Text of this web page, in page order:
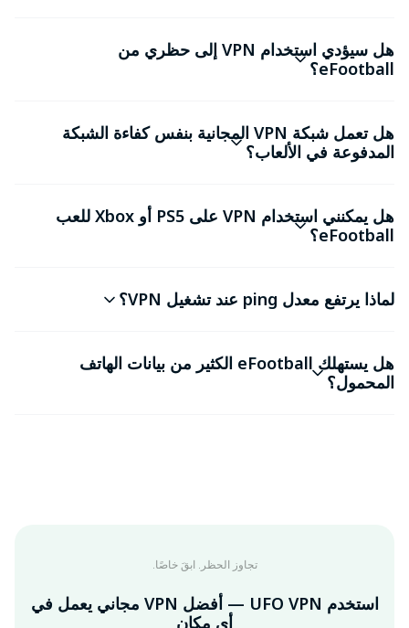
هل سيؤدي استخدام VPN إلى حظري من
eFootball؟
هل تعمل شبكة VPN المجانية بنفس كفاءة الشبكة
المدفوعة في الألعاب؟
هل يمكنني استخدام VPN على PS5 أو Xbox للعب
eFootball؟
لماذا يرتفع معدل ping عند تشغيل VPN؟
هل يستهلك eFootball الكثير من بيانات الهاتف
المحمول؟
تجاوز الحظر. ابقَ خاصًا.
استخدم UFO VPN — أفضل VPN مجاني يعمل في
أي مكان